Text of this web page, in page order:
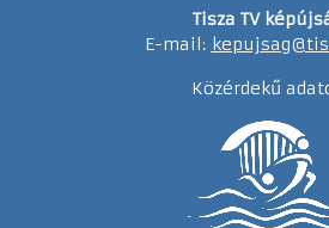
Tisza TV
E-mail:
Közérdekű